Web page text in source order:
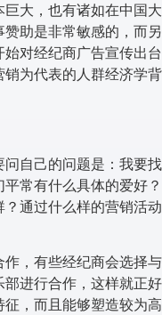
大，也有诸如在中国大
助是非常敏感的，而另
对经纪商广告宣传出台
为代表的人群经济学背
自己的问题是：我要找
常有什么具体的爱好？
通过什么样的营销活动
，有些经纪商会选择与
进行合作，这样就正好
，而且能够塑造较为高